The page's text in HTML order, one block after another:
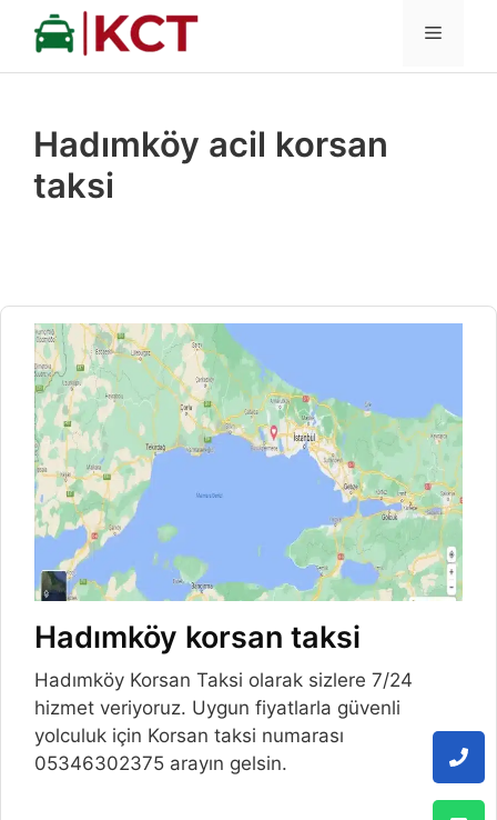
İçeriğe
MENÜ
Hadımköy acil korsan
taksi
Hadımköy korsan taksi
Hadımköy Korsan Taksi olarak sizlere 7/24
hizmet veriyoruz. Uygun fiyatlarla güvenli
yolculuk için Korsan taksi numarası
05346302375 arayın gelsin.